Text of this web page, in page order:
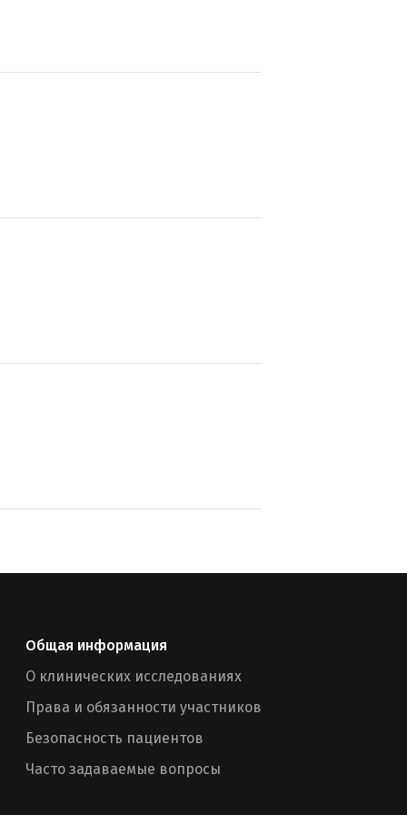
Общая информация
О клинических исследованиях
Права и обязанности участников
Безопасность пациентов
Часто задаваемые вопросы